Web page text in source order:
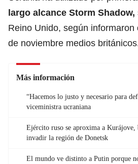
largo alcance Storm Shadow,
Reino Unido, según
de noviembre medios
Más información
“Hacemos lo justo y necesario para
viceministra ucraniana
Ejército ruso se aproxima a Kurájove,
invadir la región de Donetsk
El mundo ve distinto a Putin porque